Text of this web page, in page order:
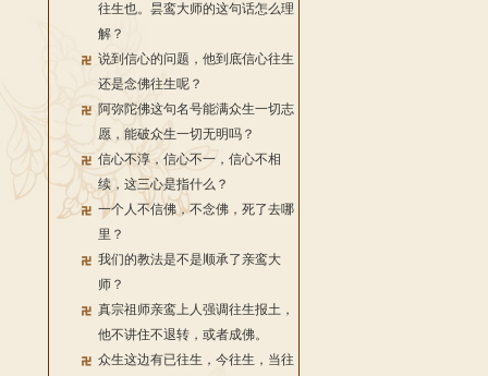
往生也。昙鸾大师的这句话怎么理
解？
说到信心的问题，他到底信心往生
还是念佛往生呢？
阿弥陀佛这句名号能满众生一切志
愿，能破众生一切无明吗？
信心不淳，信心不一，信心不相
续，这三心是指什么？
一个人不信佛，不念佛，死了去哪
里？
我们的教法是不是顺承了亲鸾大
师？
真宗祖师亲鸾上人强调往生报土，
他不讲住不退转，或者成佛。
众生这边有已往生，今往生，当往